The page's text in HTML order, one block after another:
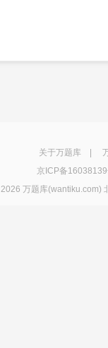
关于万题库|
京ICP备
2026 万题库